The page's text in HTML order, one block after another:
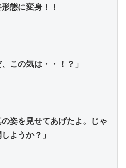
態に変身！！
この気は・・！？」
の姿を見せてあげたよ。じゃ
ようか？」